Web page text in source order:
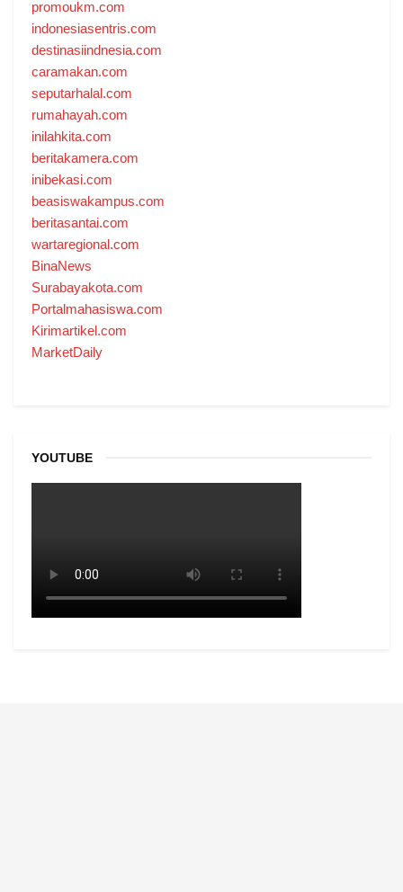
promoukm.com
indonesiasentris.com
destinasiindnesia.com
caramakan.com
seputarhalal.com
rumahayah.com
inilahkita.com
beritakamera.com
inibekasi.com
beasiswakampus.com
beritasantai.com
wartaregional.com
BinaNews
Surabayakota.com
Portalmahasiswa.com
Kirimartikel.com
MarketDaily
YOUTUBE